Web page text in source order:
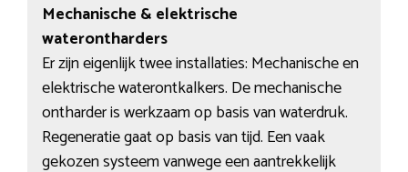
Mechanische & elektrische
waterontharders
Er zijn eigenlijk twee installaties: Mechanische en
elektrische waterontkalkers. De mechanische
ontharder is werkzaam op basis van waterdruk.
Regeneratie gaat op basis van tijd. Een vaak
gekozen systeem vanwege een aantrekkelijk